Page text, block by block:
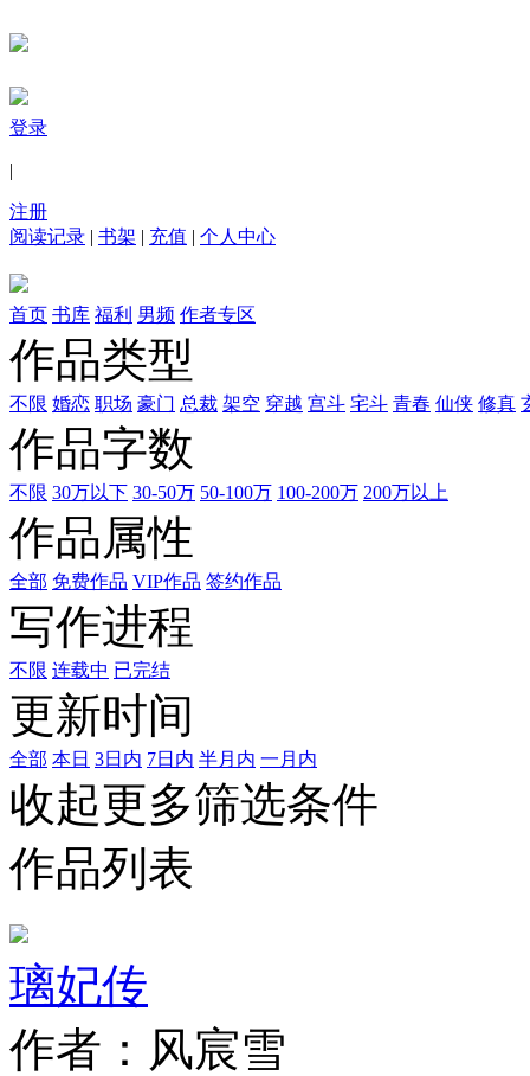
登录
|
注册
阅读记录 | 书架 | 充值 | 个人中心
首页 书库 福利 男频 作者专区
作品类型
不限 婚恋 职场 豪门 总裁 架空 穿越 宫斗 宅斗 青春 仙侠 修真
作品字数
不限 30万以下 30-50万 50-100万 100-200万 200万以上
作品属性
全部 免费作品 VIP作品 签约作品
写作进程
不限 连载中 已完结
更新时间
全部 本日 3日内 7日内 半月内 一月内
收起更多筛选条件
作品列表
璃妃传
作者：风宸雪